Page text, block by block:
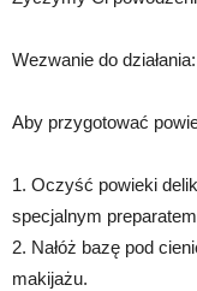
Wezwanie do działania:
Aby przygotować
1. Oczyść powieki
specjalnym
2. Nałóż bazę pod
makijażu.